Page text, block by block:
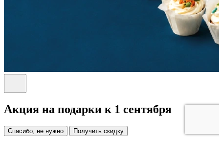
Акция на подарки к 1 сентября
Спасибо, не нужно Получить скидку